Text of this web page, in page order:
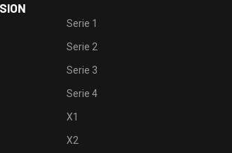
Serie 1
Serie 2
Serie 3
Serie 4
X1
X2